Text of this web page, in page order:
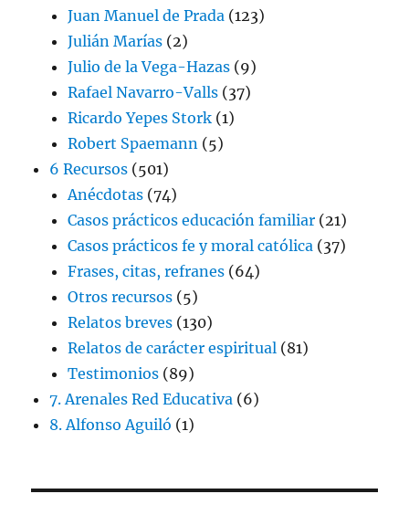
Juan Manuel de Prada (123)
Julián Marías (2)
Julio de la Vega-Hazas (9)
Rafael Navarro-Valls (37)
Ricardo Yepes Stork (1)
Robert Spaemann (5)
6 Recursos (501)
Anécdotas (74)
Casos prácticos educación familiar (21)
Casos prácticos fe y moral católica (37)
Frases, citas, refranes (64)
Otros recursos (5)
Relatos breves (130)
Relatos de carácter espiritual (81)
Testimonios (89)
7. Arenales Red Educativa (6)
8. Alfonso Aguiló (1)